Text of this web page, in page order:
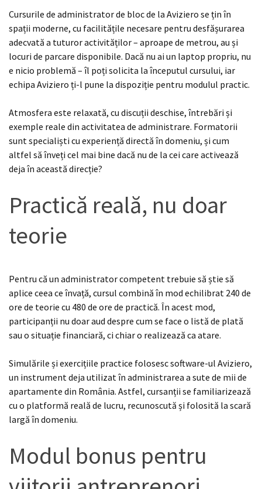
Cursurile de administrator de bloc de la Aviziero se țin în
spații moderne, cu facilitățile necesare pentru desfășurarea
adecvată a tuturor activităților – aproape de metrou, au și
locuri de parcare disponibile. Dacă nu ai un laptop propriu, nu
e nicio problemă – îl poți solicita la începutul cursului, iar
echipa Aviziero ți-l pune la dispoziție pentru modulul practic.
Atmosfera este relaxată, cu discuții deschise, întrebări și
exemple reale din activitatea de administrare. Formatorii
sunt specialiști cu experiență directă în domeniu, și cum
altfel să înveți cel mai bine dacă nu de la cei care activează
deja în această direcție?
Practică reală, nu doar
teorie
Pentru că un administrator competent trebuie să știe să
aplice ceea ce învață, cursul combină în mod echilibrat 240 de
ore de teorie cu 480 de ore de practică. În acest mod,
participanții nu doar aud despre cum se face o listă de plată
sau o situație financiară, ci chiar o realizează ca atare.
Simulările și exercițiile practice folosesc software-ul Aviziero,
un instrument deja utilizat în administrarea a sute de mii de
apartamente din România. Astfel, cursanții se familiarizează
cu o platformă reală de lucru, recunoscută și folosită la scară
largă în domeniu.
Modul bonus pentru